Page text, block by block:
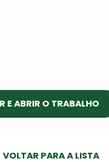
E ABRIR O TRABALHO
VOLTAR PARA A LISTA